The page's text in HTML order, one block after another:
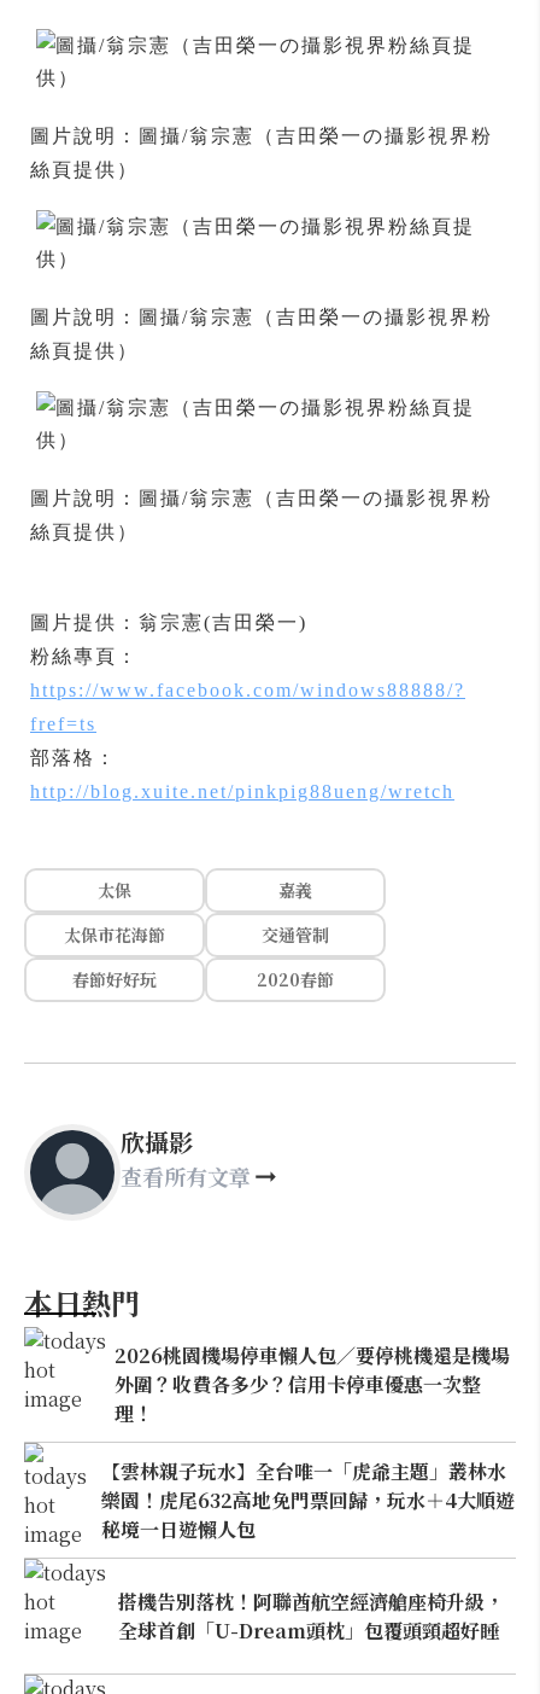
圖片說明：圖攝/翁宗憲（吉田榮一の攝影視界粉
絲頁提供）
圖片說明：圖攝/翁宗憲（吉田榮一の攝影視界粉
絲頁提供）
圖片說明：圖攝/翁宗憲（吉田榮一の攝影視界粉
絲頁提供）
圖片提供：翁宗憲(吉田榮一)
粉絲專頁：
https://www.facebook.com/windows88888/?
fref=ts
部落格：
http://blog.xuite.net/pinkpig88ueng/wretch
太保
嘉義
太保市花海節
交通管制
春節好好玩
2020春節
欣攝影
查看所有文章
本日熱門
2026桃園機場停車懶人包／要停桃機還是機場
外圍？收費各多少？信用卡停車優惠一次整
理！
【雲林親子玩水】全台唯一「虎爺主題」叢林水
樂園！虎尾632高地免門票回歸，玩水＋4大順遊
秘境一日遊懶人包
搭機告別落枕！阿聯酋航空經濟艙座椅升級，
全球首創「U-Dream頭枕」包覆頭頸超好睡